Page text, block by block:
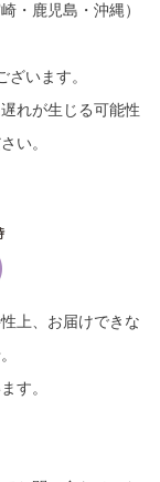
・鹿児島・沖縄）
います。
れが生じる可能性
い。
上、お届けできな
す。